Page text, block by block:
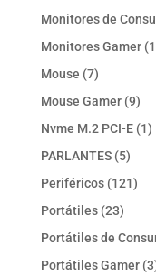
Monitores de
Monitores Gamer
Mouse 77
productos
Mouse Gamer 99
Nvme M.2 PCI-E 11
PARLANTES 55
Periféricos 121121
Portátiles 2323
Portátiles de
Portátiles Gamer 3